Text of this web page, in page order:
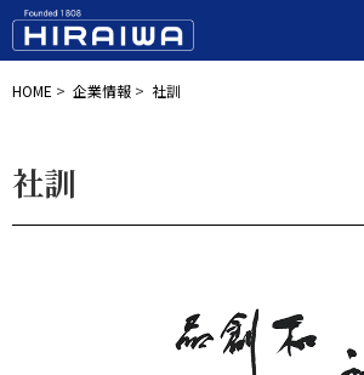
HOME > 企業情報 > 社訓
社訓